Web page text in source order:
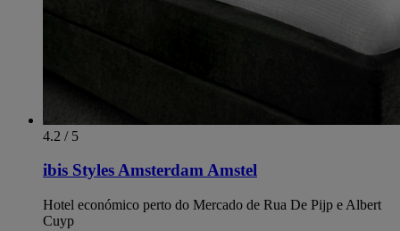
4.2 / 5
ibis Styles Amsterdam Amstel
Hotel económico perto do Mercado de Rua De Pijp e Albert
Cuyp